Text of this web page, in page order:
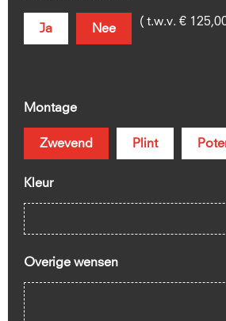
Ja Nee
( t.w.v. €
Montage
Zwevend Plint
Kleur
Overige wensen